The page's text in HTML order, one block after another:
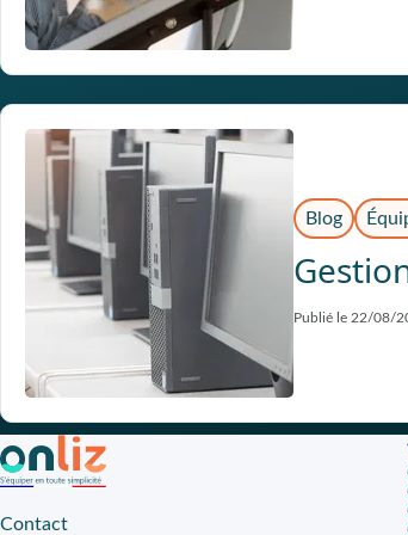
Blog
Publié le 22/08/
Contact